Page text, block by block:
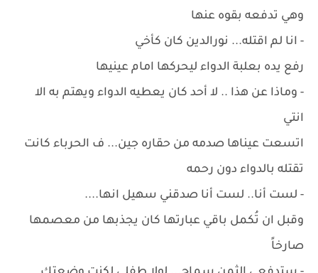
وهي تدفعه بقوه عنها
- انا لم اقتله... نورالدين كان كأخي
رفع يده بعلبة الدواء ليحركها امام عينيها
- وماذا عن هذا .. لا أحد كان يعطيه الدواء ويهتم به الا
انتي
اتسعت عيناها صدمه من حقاره جين... ف الحرباء كانت
تقتله بالدواء دون رحمه
- لست أنا.. لست أنا صدقني سهيل انها....
وقبل ان تُكمل باقي عبارتها كان يجذبها من معصمها
صارخاً